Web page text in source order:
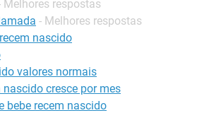
Melhores respostas
- Melhores respostas
nascido
valores normais
cresce por mes
bebe recem nascido